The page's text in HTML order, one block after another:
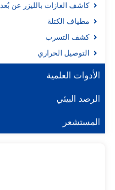
كاشف الغازات بالليزر عن بُعد
مطياف الكتلة
كشف التسرب
التوصيل الحراري
الأدوات العلمية
الرصد البيئي
المستشعر